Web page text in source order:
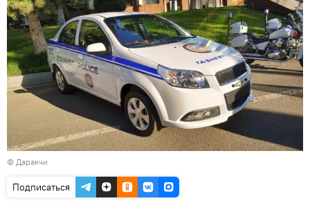
© Даракчи
Подписаться